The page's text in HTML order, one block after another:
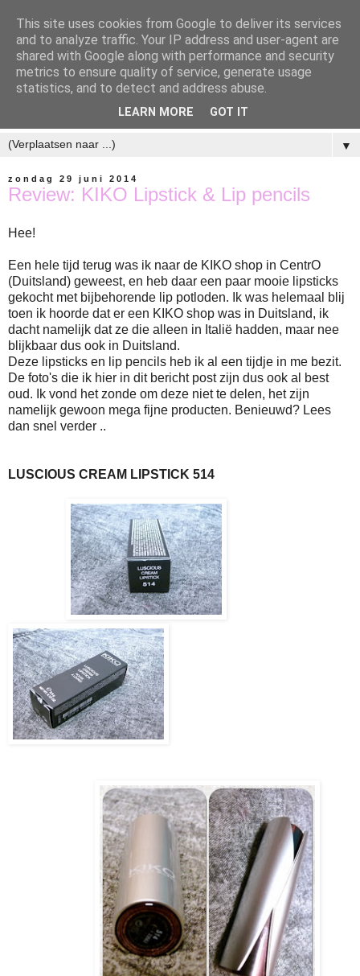
▼
zondag 29 juni 2014
Review: KIKO Lipstick & Lip pencils
Hee!
Een hele tijd terug was ik naar de KIKO shop in CentrO
(Duitsland) geweest, en heb daar een paar mooie lipsticks
gekocht met bijbehorende lip potloden. Ik was helemaal blij
toen ik hoorde dat er een KIKO shop was in Duitsland, ik
dacht namelijk dat ze die alleen in Italië hadden, maar nee
blijkbaar dus ook in Duitsland.
Deze lipsticks en lip pencils heb ik al een tijdje in me bezit.
De foto's die ik hier in dit bericht post zijn dus ook al best
oud. Ik vond het zonde om deze niet te delen, het zijn
namelijk gewoon mega fijne producten. Benieuwd? Lees
dan snel verder ..
LUSCIOUS CREAM LIPSTICK 514
This site uses cookies from Google to deliver its services
and to analyze traffic. Your IP address and user-agent are
shared with Google along with performance and security
metrics to ensure quality of service, generate usage
statistics, and to detect and address abuse.
LEARN MORE GOT IT